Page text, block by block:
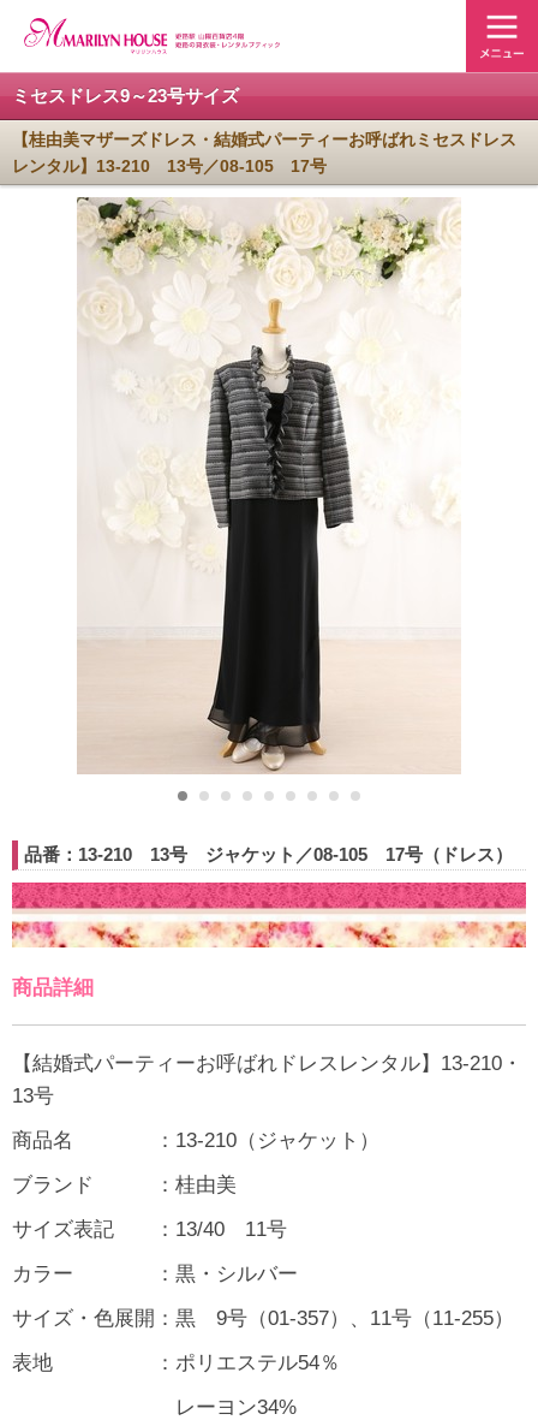
ミセスドレス9～23号サイズ
【桂由美マザーズドレス・結婚式パーティーお呼ばれミセスドレス
レンタル】13-210 13号／08-105 17号
品番：13-210 13号 ジャケット／08-105 17号（ドレス）
商品詳細
【結婚式パーティーお呼ばれドレスレンタル】13-210・
13号
商品名 ：13-210（ジャケット）
ブランド ：桂由美
サイズ表記 ：13/40 11号
カラー ：黒・シルバー
サイズ・色展開：黒 9号（01-357）、11号（11-255）
表地 ：ポリエステル54％
レーヨン34%